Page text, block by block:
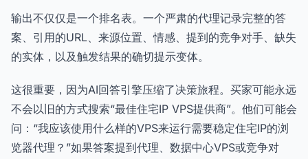
输出不仅仅是一个排名表。一个严肃的代理记录完整的答
案、引用的URL、来源位置、情感、提到的竞争对手、缺失
的实体，以及触发结果的确切提示变体。
这很重要，因为AI回答引擎压缩了决策旅程。买家可能永远
不会以旧的方式搜索“最佳住宅IP VPS提供商”。他们可能会
问：“我应该使用什么样的VPS来运行需要稳定住宅IP的浏
览器代理？”如果答案提到代理、数据中心VPS或竞争对